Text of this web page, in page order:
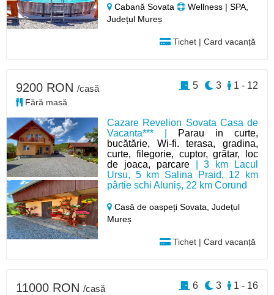
Cabană Sovata
Wellness | SPA,
Județul Mureș
Tichet | Card vacanță
Cazare Revelion Sovata Casa de
Vacanta*** |
Parau in curte,
bucătărie, Wi-fi. terasa, gradina,
curte, filegorie, cuptor, grătar, loc
de joaca, parcare| 3 km Lacul
Ursu, 5 km Salina Praid, 12 km
pârtie schi Aluniș, 22 km Corund
Casă de oaspeți Sovata,Județul
Mureș
Tichet | Card vacanță
9200 RON /casă
Fără masă
1 - 12
3
5
11000 RON /casă 1 - 16
3
6